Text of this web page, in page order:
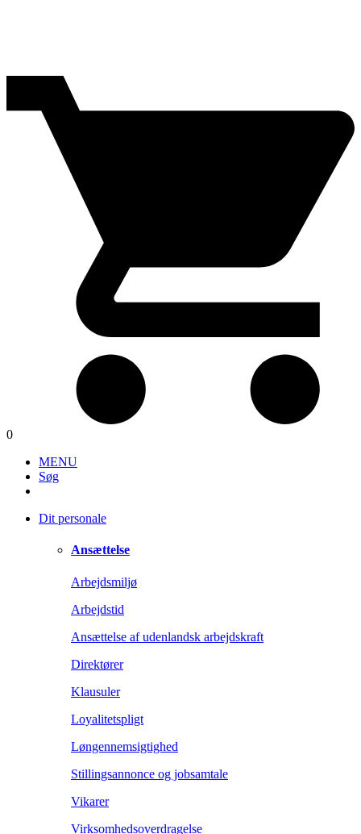
0
MENU
Søg
Dit personale
Ansættelse
Arbejdsmiljø
Arbejdstid
Ansættelse af udenlandsk arbejdskraft
Direktører
Klausuler
Loyalitetspligt
Løngennemsigtighed
Stillingsannonce og jobsamtale
Vikarer
Virksomhedsoverdragelse